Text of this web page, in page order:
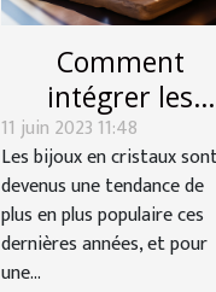
Comment
intégrer les
cristaux dans
votre style
personnel ?
11 juin 2023 11:48
Les bijoux en cristaux
devenus une tendance de
plus en plus populaire ces
dernières années, et pour
une...